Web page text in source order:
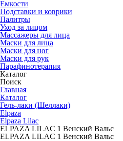
Емкости
Подставки и коврики
Палитры
Уход за лицом
Массажеры для лица
Маски для лица
Маски для ног
Маски для рук
Парафино­терапия
Каталог
Поиск
Главная
Каталог
Гель-лаки (Шеллаки)
Elpaza
Elpaza Lilac
ELPAZA LILAC 1 Венский Вальс
ELPAZA LILAC 1 Венский Вальс